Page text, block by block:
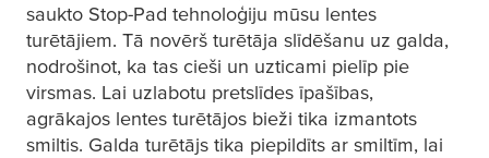
saukto Stop-Pad tehnoloģiju mūsu lentes
turētājiem. Tā novērš turētāja slīdēšanu uz galda,
nodrošinot, ka tas cieši un uzticami pielīp pie
virsmas. Lai uzlabotu pretslīdes īpašības,
agrākajos lentes turētājos bieži tika izmantots
smiltis. Galda turētājs tika piepildīts ar smiltīm, lai